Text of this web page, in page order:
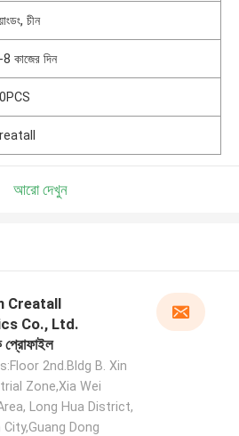
চীন
কাজের দিন
আরো দেখুন
Creatall
Co., Ltd.
প্রোফাইল
2nd.Bldg B. Xin
Zone,Xia Wei
Long Hua District,
City,Guang Dong